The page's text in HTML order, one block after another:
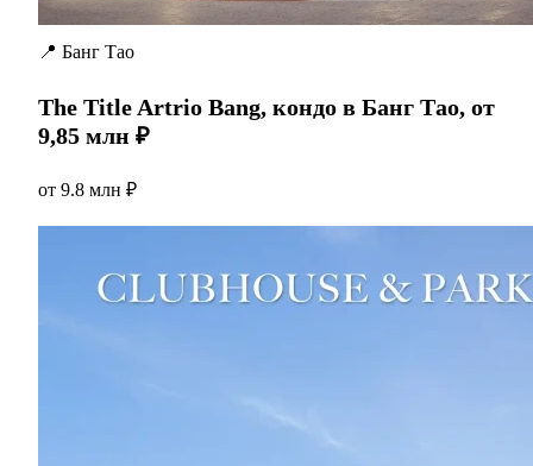
📍 Банг Тао
The Title Artrio Bang, кондо в Банг Тао, от
9,85 млн ₽
от 9.8 млн ₽